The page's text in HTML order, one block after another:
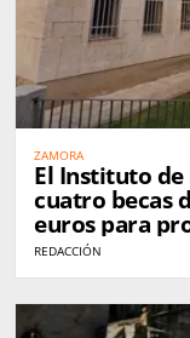
ZAMORA
El Instituto de
cuatro becas
euros para
Zamora
REDACCIÓN